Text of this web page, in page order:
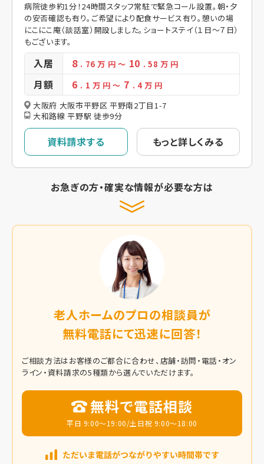
病院徒歩約1分！24時間スタッフ常駐で緊急コール設置。朝・夕
の安否確認も有り。ご希望により配食サービス有り。憩いの場
にこにこ庵（談話室）開設しました。ショートステイ（１日～７日）
もございます。
入居 8 . 76万 円～ 10 . 58万 円
月額 6 . 1 万 円～ 7 . 4万 円
大阪府 大阪市平野区 平野南2丁目1-7
大和路線 平野駅 徒歩9分
資料請求する もっと詳しくみる
お急ぎの方・確実な情報が必要な方は
老人ホームのプロの相談員が
無料電話にて迅速に回答！
ご相談方法はお客様のご都合に合わせ、店舗・訪問・電話・オン
ライン・資料請求の5種類から選んでいただけます。
無料で電話相談
平日 9:00～19:00/土日祝 9:00～18:00